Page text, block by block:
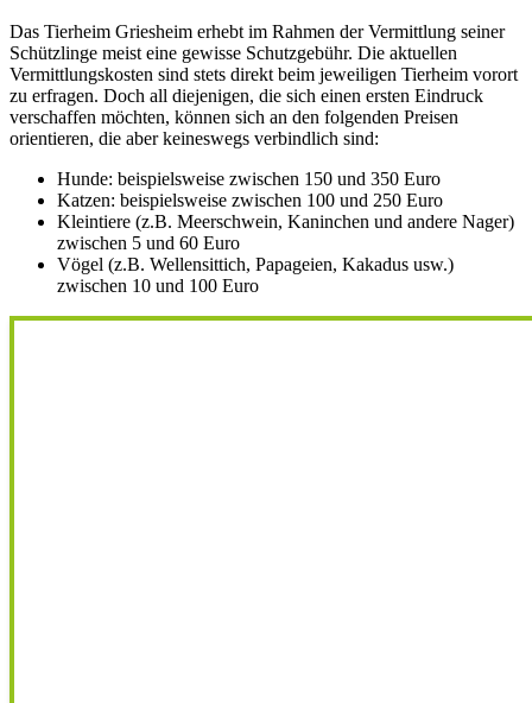
Das Tierheim Griesheim erhebt im Rahmen der Vermittlung seiner
Schützlinge meist eine gewisse Schutzgebühr. Die aktuellen
Vermittlungskosten sind stets direkt beim jeweiligen Tierheim vorort
zu erfragen. Doch all diejenigen, die sich einen ersten Eindruck
verschaffen möchten, können sich an den folgenden Preisen
orientieren, die aber keineswegs verbindlich sind:
Hunde: beispielsweise zwischen 150 und 350 Euro
Katzen: beispielsweise zwischen 100 und 250 Euro
Kleintiere (z.B. Meerschwein, Kaninchen und andere Nager)
zwischen 5 und 60 Euro
Vögel (z.B. Wellensittich, Papageien, Kakadus usw.)
zwischen 10 und 100 Euro